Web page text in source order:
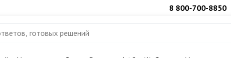
8 800-700-8850